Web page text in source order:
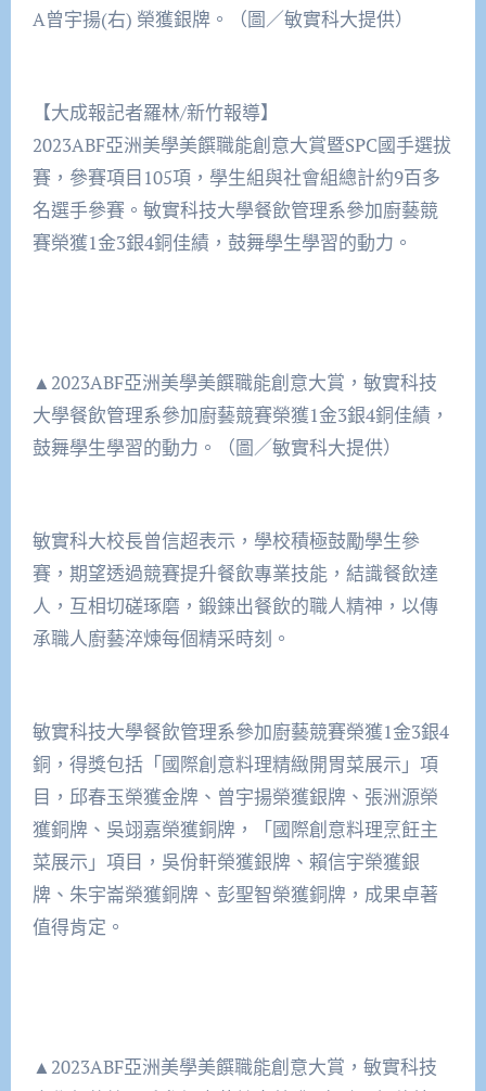
A曾宇揚(右) 榮獲銀牌。（圖／敏實科大提供）
【大成報記者羅林/新竹報導】
2023ABF亞洲美學美饌職能創意大賞暨SPC國手選拔
賽，參賽項目105項，學生組與社會組總計約9百多
名選手參賽。敏實科技大學餐飲管理系參加廚藝競
賽榮獲1金3銀4銅佳績，鼓舞學生學習的動力。
▲2023ABF亞洲美學美饌職能創意大賞，敏實科技
大學餐飲管理系參加廚藝競賽榮獲1金3銀4銅佳績，
鼓舞學生學習的動力。（圖／敏實科大提供）
敏實科大校長曾信超表示，學校積極鼓勵學生參
賽，期望透過競賽提升餐飲專業技能，結識餐飲達
人，互相切磋琢磨，鍛鍊出餐飲的職人精神，以傳
承職人廚藝淬煉每個精采時刻。
敏實科技大學餐飲管理系參加廚藝競賽榮獲1金3銀4
銅，得獎包括「國際創意料理精緻開胃菜展示」項
目，邱春玉榮獲金牌、曾宇揚榮獲銀牌、張洲源榮
獲銅牌、吳翊嘉榮獲銅牌，「國際創意料理烹飪主
菜展示」項目，吳佾軒榮獲銀牌、賴信宇榮獲銀
牌、朱宇崙榮獲銅牌、彭聖智榮獲銅牌，成果卓著
值得肯定。
▲2023ABF亞洲美學美饌職能創意大賞，敏實科技